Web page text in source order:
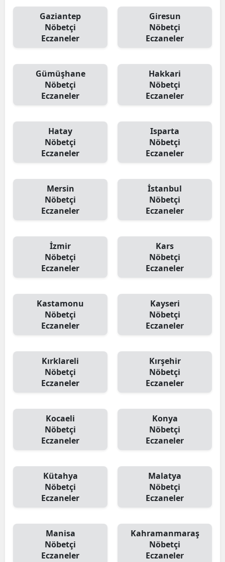
Gaziantep
Nöbetçi
Eczaneler
Giresun
Nöbetçi
Eczaneler
Gümüşhane
Nöbetçi
Eczaneler
Hakkari
Nöbetçi
Eczaneler
Hatay
Nöbetçi
Eczaneler
Isparta
Nöbetçi
Eczaneler
Mersin
Nöbetçi
Eczaneler
İstanbul
Nöbetçi
Eczaneler
İzmir
Nöbetçi
Eczaneler
Kars
Nöbetçi
Eczaneler
Kastamonu
Nöbetçi
Eczaneler
Kayseri
Nöbetçi
Eczaneler
Kırklareli
Nöbetçi
Eczaneler
Kırşehir
Nöbetçi
Eczaneler
Kocaeli
Nöbetçi
Eczaneler
Konya
Nöbetçi
Eczaneler
Kütahya
Nöbetçi
Eczaneler
Malatya
Nöbetçi
Eczaneler
Manisa
Nöbetçi
Eczaneler
Kahramanmaraş
Nöbetçi
Eczaneler